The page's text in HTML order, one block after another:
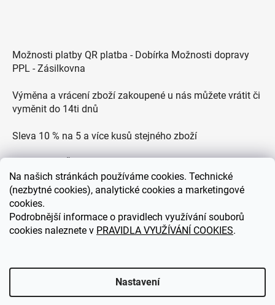
Na našich stránkách používáme cookies. Technické
(nezbytné cookies), analytické cookies a marketingové
cookies.
Podrobnější informace o pravidlech využívání souborů
cookies naleznete v PRAVIDLA VYUŽÍVÁNÍ COOKIES.
Nastavení
Možnosti platby QR platba - Dobírka Možnosti dopravy
PPL - Zásilkovna
Výměna a vrácení zboží zakoupené u nás můžete vrátit či
vyměnit do 14ti dnů
Sleva 10 % na 5 a více kusů stejného zboží
Zákaznická podpora každý všední den od 9.00 do 18.00
hodin
eDEKOR.cz